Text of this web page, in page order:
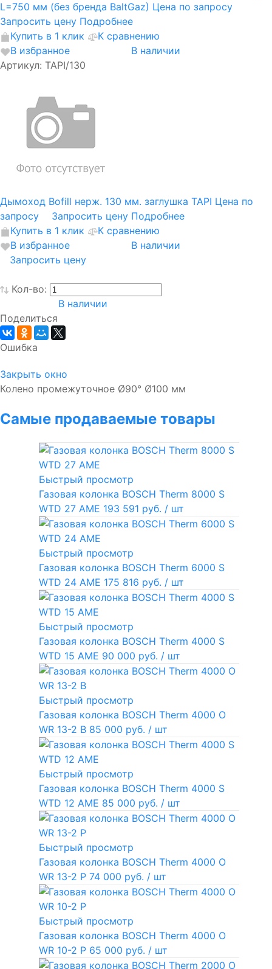
L=750 мм (без бренда BaltGaz) Цена по запросу
Запросить цену Подробнее
Купить в 1 клик
К сравнению
В избранное
В наличии
Артикул: TAPI/130
Дымоход Bofill нерж. 130 мм. заглушка TAPI Цена по
запросу
Запросить цену Подробнее
Купить в 1 клик
К сравнению
В избранное
В наличии
Запросить цену
Кол-во:
В наличии
Поделиться
Ошибка
Закрыть окно
Колено промежуточное Ø90° Ø100 мм
Самые продаваемые товары
Быстрый просмотр
Газовая колонка BOSCH Therm 8000 S
WTD 27 AME 193 591 руб. / шт
Быстрый просмотр
Газовая колонка BOSCH Therm 6000 S
WTD 24 AME 175 816 руб. / шт
Быстрый просмотр
Газовая колонка BOSCH Therm 4000 S
WTD 15 AME 90 000 руб. / шт
Быстрый просмотр
Газовая колонка BOSCH Therm 4000 O
WR 13-2 В 85 000 руб. / шт
Быстрый просмотр
Газовая колонка BOSCH Therm 4000 S
WTD 12 AME 85 000 руб. / шт
Быстрый просмотр
Газовая колонка BOSCH Therm 4000 O
WR 13-2 P 74 000 руб. / шт
Быстрый просмотр
Газовая колонка BOSCH Therm 4000 O
WR 10-2 P 65 000 руб. / шт